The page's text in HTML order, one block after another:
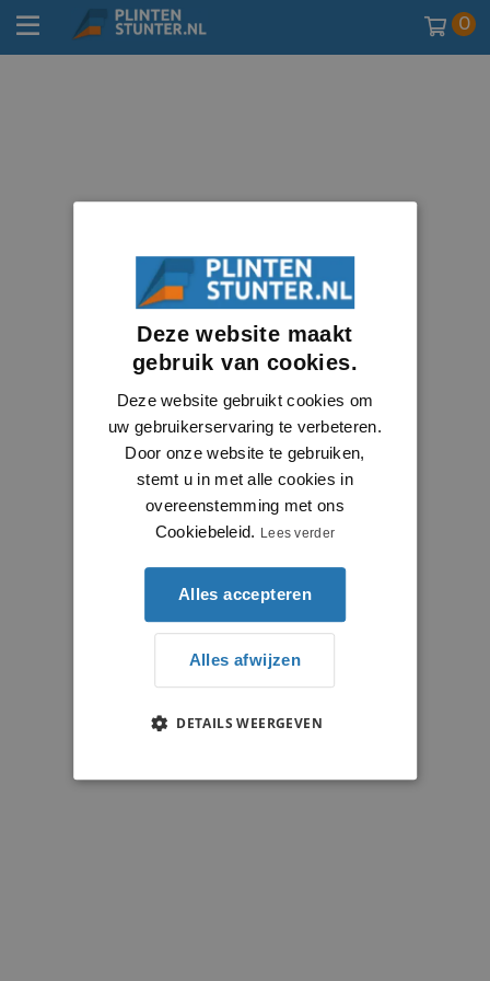
0
Deze website maakt
gebruik van cookies.
Deze website gebruikt cookies om
uw gebruikerservaring te verbeteren.
Door onze website te gebruiken,
stemt u in met alle cookies in
overeenstemming met ons
Cookiebeleid. Lees verder
Alles accepteren
Alles afwijzen
DETAILS WEERGEVEN